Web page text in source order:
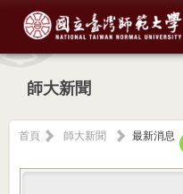
師大新聞
首頁 師大新聞
最新消息